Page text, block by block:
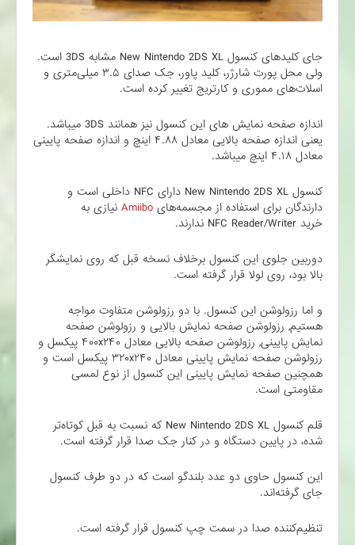
جای‌ کلید‌های کنسول New Nintendo 2DS XL مشابه 3DS است.
ولی محل پورت شارژر، کلید پاور، جک صدای ۳.۵ میلی‌متری و
اسلات‌های مموری و کارتریج تغییر کرده است.
اندازه صفحه نمایش های این کنسول نیز همانند 3DS میباشد.
یعنی اندازه صفحه بالایی معادل ۴.۸۸ اینچ و اندازه صفحه پایینی
معادل ۴.۱۸ اینچ میباشد.
کنسول New Nintendo 2DS XL دارای NFC داخلی است و
دارندگان برای استفاده از مجسمه‌هایAmiibo نیازی به
خرید NFC Reader/Writer ندارند.
دوربین جلوی این کنسول بر‌خلاف نسخه قبل که روی نمایشگر
بالا بود، روی لولا قرار گرفته است.
و اما رزولوشن این کنسول. با دو رزولوشن متفاوت مواجه
هستیم, رزولوشن صفحه نمایش بالایی و رزولوشن صفحه
نمایش پایینی, رزولوشن صفحه بالایی معادل ۴۰۰x۲۴۰ پیکسل و
رزولوشن صفحه نمایش پایینی معادل ۳۲۰x۲۴۰ پیکسل است و
همچنین صفحه نمایش پایینی این کنسول از نوع لمسی
مقاومتی است.
قلم کنسول New Nintendo 2DS XL که نسبت به قبل کوتاه‌تر
شده، در پایین دستگاه و در کنار جک صدا قرار گرفته است.
این کنسول حاوی دو عدد بلندگو است که در دو طرف کنسول
جای گرفته‌اند.
تنظیم‌کننده صدا در سمت چپ کنسول قرار گرفته است.